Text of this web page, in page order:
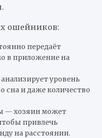
ошейников:
передаёт
в приложение на
уровень
сна и даже количество
— хозяин может
привлечь
на расстоянии.